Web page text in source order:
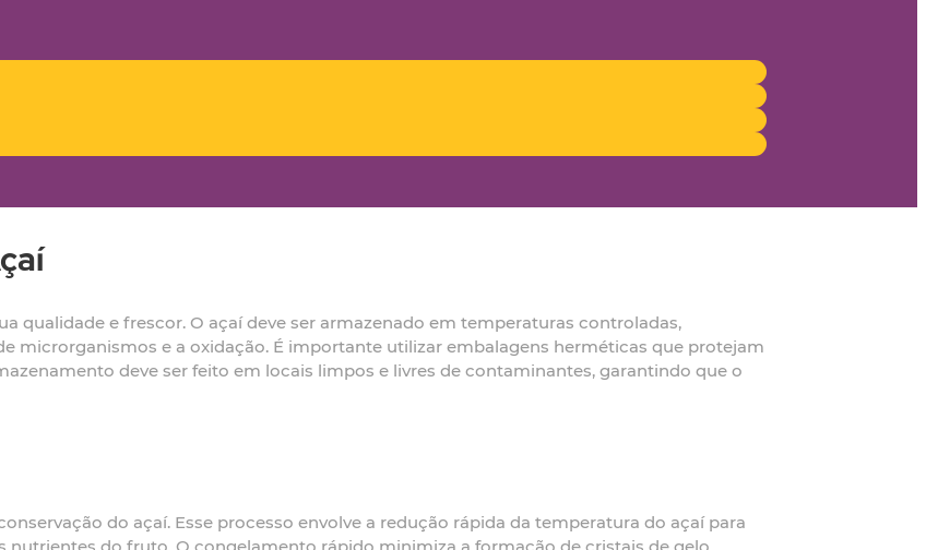
qualidade e frescor. O açaí deve ser armazenado em temperaturas controladas,
microrganismos e a oxidação. É importante utilizar embalagens herméticas que protejam
deve ser feito em locais limpos e livres de contaminantes, garantindo que o
do açaí. Esse processo envolve a redução rápida da temperatura do açaí para
nutrientes do fruto. O congelamento rápido minimiza a formação de cristais de gelo